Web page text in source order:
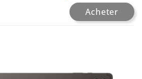
Acheter